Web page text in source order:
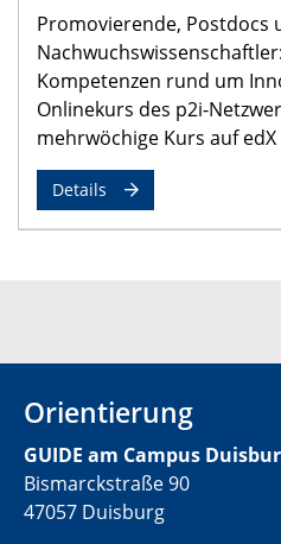
Promovierende, Postdocs
Kompetenzen rund um
Onlinekurs des p2i-
mehrwöchige Kurs auf edX
Details
Orientierung
GUIDE am Campus
Bismarckstraße 90
47057 Duisburg